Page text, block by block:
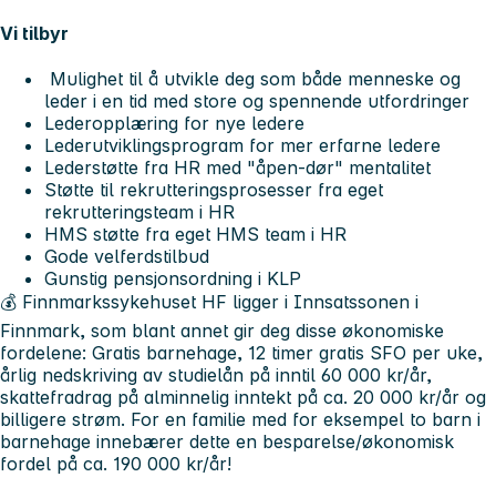
Vi tilbyr
Mulighet til å utvikle deg som både menneske og
leder i en tid med store og spennende utfordringer
Lederopplæring for nye ledere
Lederutviklingsprogram for mer erfarne ledere
Lederstøtte fra HR med "åpen-dør" mentalitet
Støtte til rekrutteringsprosesser fra eget
rekrutteringsteam i HR
HMS støtte fra eget HMS team i HR
Gode velferdstilbud
Gunstig pensjonsordning i KLP
💰 Finnmarkssykehuset HF ligger i Innsatssonen i
Finnmark, som blant annet gir deg disse økonomiske
fordelene: Gratis barnehage, 12 timer gratis SFO per uke,
årlig nedskriving av studielån på inntil 60 000 kr/år,
skattefradrag på alminnelig inntekt på ca. 20 000 kr/år og
billigere strøm. For en familie med for eksempel to barn i
barnehage innebærer dette en besparelse/økonomisk
fordel på ca. 190 000 kr/år!